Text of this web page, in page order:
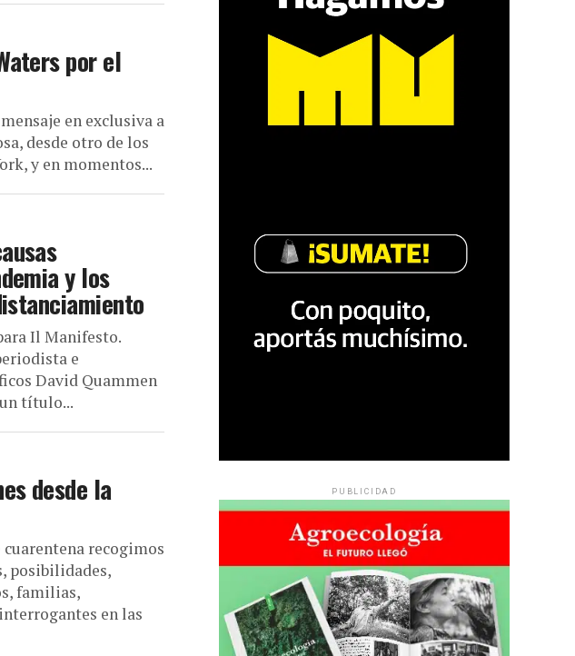
por el
en exclusiva a
desde otro de los
y en momentos...
y los
Il Manifesto.
e
David Quammen
título...
desde la
recogimos
posibilidades,
familias,
en las
PUBLICIDAD